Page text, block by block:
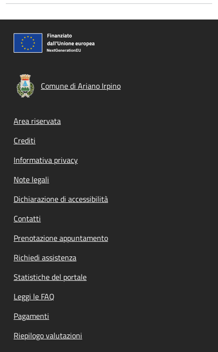
Comune di Ariano Irpino
Footer menu
Area riservata
Crediti
Informativa privacy
Note legali
Dichiarazione di accessibilità
Contatti
Prenotazione appuntamento
Richiedi assistenza
Statistiche del portale
Leggi le FAQ
Pagamenti
Riepilogo valutazioni